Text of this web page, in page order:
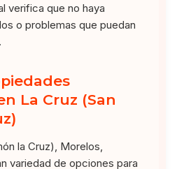
verifica que no haya
o problemas que puedan
La Cruz (San
la Cruz), Morelos,
variedad de opciones para